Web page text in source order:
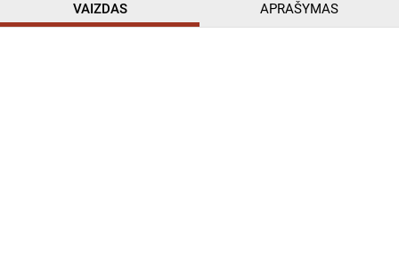
VAIZDAS APRAŠYMAS